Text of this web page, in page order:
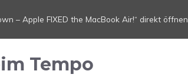
– Apple FIXED the MacBook Air!“ direkt öffnen
Tempo